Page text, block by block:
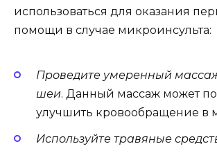
использоваться для оказания
помощи в случае микроинсульта:
Проведите умеренный
шеи. Данный массаж может
улучшить кровообращение в
Используйте травяные